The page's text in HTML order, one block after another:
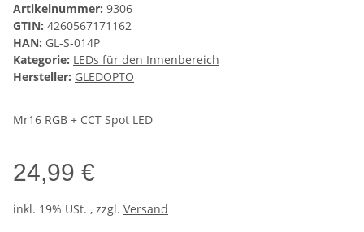
Artikelnummer: 9306
GTIN: 4260567171162
HAN: GL-S-014P
Kategorie: LEDs für den Innenbereich
Hersteller: GLEDOPTO
Mr16 RGB + CCT Spot LED
24,99 €
inkl. 19% USt. , zzgl. Versand